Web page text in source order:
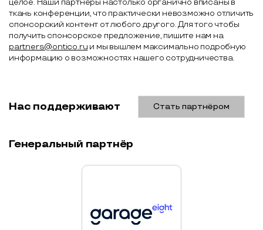
ткань конференции, что практически невозможно отличить
спонсорский контент от любого другого. Для того чтобы
получить спонсорское предложение, пишите нам на
partners@ontico.ru и мы вышлем максимально подробную
информацию о возможностях нашего сотрудничества.
Нас поддерживают Стать партнёром
Генеральный партнёр